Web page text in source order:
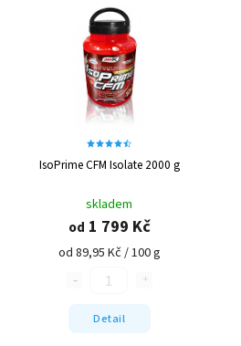
IsoPrime CFM Isolate 2000 g
skladem
od 1 799 Kč
od 89,95 Kč / 100 g
Detail